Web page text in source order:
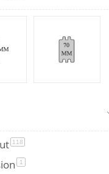
118
1